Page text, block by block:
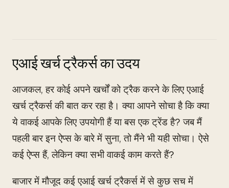
एआई खर्च ट्रैकर्स का उदय
आजकल, हर कोई अपने खर्चों को ट्रैक करने के लिए एआई
खर्च ट्रैकर्स की बात कर रहा है। क्या आपने सोचा है कि क्या
ये वाकई आपके लिए उपयोगी हैं या बस एक ट्रेंड है? जब मैं
पहली बार इन ऐप्स के बारे में सुना, तो मैंने भी यही सोचा। ऐसे
कई ऐप्स हैं, लेकिन क्या सभी वाकई काम करते हैं?
बाजार में मौजूद कई एआई खर्च ट्रैकर्स में से कुछ सच में